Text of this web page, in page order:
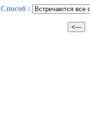
Способ :